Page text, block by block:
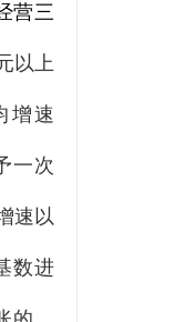
营三
以上
增速
一次
速以
数进